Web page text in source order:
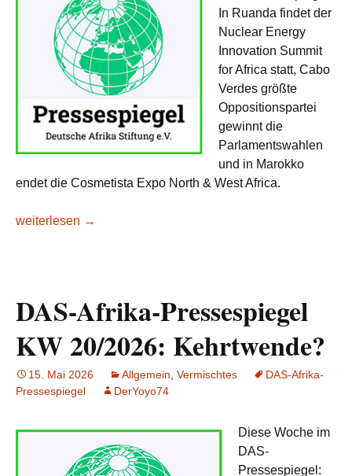
In Ruanda findet der
Nuclear Energy
Innovation Summit
for Africa statt, Cabo
Verdes größte
Oppositionspartei
gewinnt die
Parlamentswahlen
und in Marokko
endet die Cosmetista Expo North & West Africa.
DAS-Afrika-Pressespiegel KW 21/2026: Zwischen Aufbruch
weiterlesen →
DAS-Afrika-Pressespiegel
KW 20/2026: Kehrtwende?
15. Mai 2026 Allgemein Vermischtes
DAS-Afrika-
Pressespiegel
DerYoyo74
Diese Woche im
DAS-
Pressespiegel: